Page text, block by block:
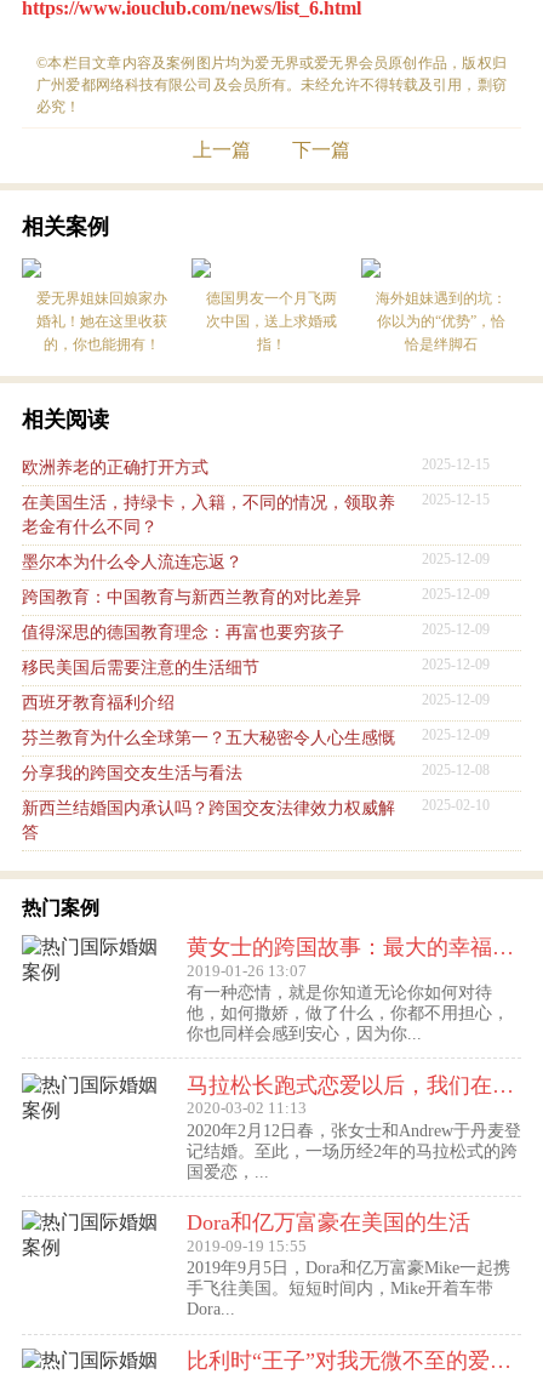
https://www.iouclub.com/news/list_6.html
©本栏目文章内容及案例图片均为爱无界或爱无界会员原创作品，版权归
广州爱都网络科技有限公司及会员所有。未经允许不得转载及引用，剽窃
必究！
上一篇 下一篇
相关案例
爱无界姐妹回娘家办
婚礼！她在这里收获
的，你也能拥有！
德国男友一个月飞两
次中国，送上求婚戒
指！
海外姐妹遇到的坑：
你以为的“优势”，恰
恰是绊脚石
相关阅读
欧洲养老的正确打开方式 2025-12-15
在美国生活，持绿卡，入籍，不同的情况，领取养
老金有什么不同？
2025-12-15
墨尔本为什么令人流连忘返？ 2025-12-09
跨国教育：中国教育与新西兰教育的对比差异 2025-12-09
值得深思的德国教育理念：再富也要穷孩子 2025-12-09
移民美国后需要注意的生活细节 2025-12-09
西班牙教育福利介绍 2025-12-09
芬兰教育为什么全球第一？五大秘密令人心生感慨 2025-12-09
分享我的跨国交友生活与看法 2025-12-08
新西兰结婚国内承认吗？跨国交友法律效力权威解
答
2025-02-10
热门案例
黄女士的跨国故事：最大的幸福便是有一个白马王子一直默默等着自己
2019-01-26 13:07
有一种恋情，就是你知道无论你如何对待
他，如何撒娇，做了什么，你都不用担心，
你也同样会感到安心，因为你...
马拉松长跑式恋爱以后，我们在丹麦登记结婚了
2020-03-02 11:13
2020年2月12日春，张女士和Andrew于丹麦登
记结婚。至此，一场历经2年的马拉松式的跨
国爱恋，...
Dora和亿万富豪在美国的生活
2019-09-19 15:55
2019年9月5日，Dora和亿万富豪Mike一起携
手飞往美国。短短时间内，Mike开着车带
Dora...
比利时“王子”对我无微不至的爱（爱无界刘女士的海外生活）